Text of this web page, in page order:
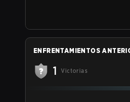
ENFRENTAMIENTOS
1 Victorias